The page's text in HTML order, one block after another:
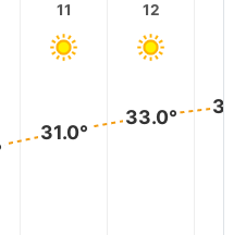
11
31.0°
12
33.0°